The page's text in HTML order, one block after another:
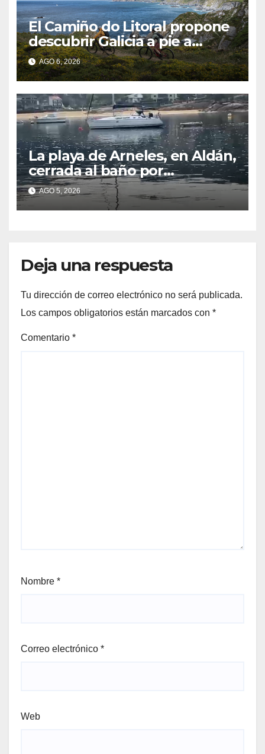
El Camiño do Litoral propone
descubrir Galicia a pie a
través de más de 1.300
kilómetros
AGO 6, 2026
La playa de Arneles, en Aldán,
cerrada al baño por
contaminación del agua tras
detectarse restos fecales
AGO 5, 2026
Deja una respuesta
Tu dirección de correo electrónico no será publicada.
Los campos obligatorios están marcados con *
Comentario *
Nombre *
Correo electrónico *
Web